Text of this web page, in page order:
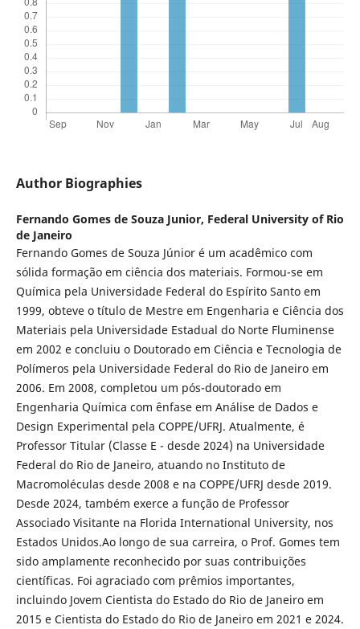
Author Biographies
Fernando Gomes de Souza Junior, Federal University of Rio
de Janeiro
Fernando Gomes de Souza Júnior é um acadêmico com
sólida formação em ciência dos materiais. Formou-se em
Química pela Universidade Federal do Espírito Santo em
1999, obteve o título de Mestre em Engenharia e Ciência dos
Materiais pela Universidade Estadual do Norte Fluminense
em 2002 e concluiu o Doutorado em Ciência e Tecnologia de
Polímeros pela Universidade Federal do Rio de Janeiro em
2006. Em 2008, completou um pós-doutorado em
Engenharia Química com ênfase em Análise de Dados e
Design Experimental pela COPPE/UFRJ. Atualmente, é
Professor Titular (Classe E - desde 2024) na Universidade
Federal do Rio de Janeiro, atuando no Instituto de
Macromoléculas desde 2008 e na COPPE/UFRJ desde 2019.
Desde 2024, também exerce a função de Professor
Associado Visitante na Florida International University, nos
Estados Unidos.Ao longo de sua carreira, o Prof. Gomes tem
sido amplamente reconhecido por suas contribuições
científicas. Foi agraciado com prêmios importantes,
incluindo Jovem Cientista do Estado do Rio de Janeiro em
2015 e Cientista do Estado do Rio de Janeiro em 2021 e 2024.